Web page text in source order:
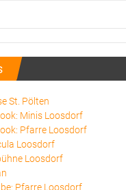
St. Pölten
Minis Loosdorf
Pfarre Loosdorf
Loosdorf
Loosdorf
Pfarre Loosdorf